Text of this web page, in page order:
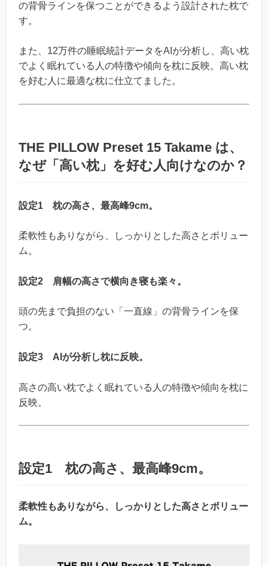
の背骨ラインを保つことができるよう設計された枕で
す。
また、12万件の睡眠統計データをAIが分析し、高い枕
でよく眠れている人の特徴や傾向を枕に反映。高い枕
を好む人に最適な枕に仕立てました。
THE PILLOW Preset 15 Takame は、
なぜ「高い枕」を好む人向けなのか？
設定1 枕の高さ、最高峰9cm。
柔軟性もありながら、しっかりとした高さとボリュー
ム。
設定2 肩幅の高さで横向き寝も楽々。
頭の先まで負担のない「一直線」の背骨ラインを保
つ。
設定3 AIが分析し枕に反映。
高さの高い枕でよく眠れている人の特徴や傾向を枕に
反映。
設定1 枕の高さ、最高峰9cm。
柔軟性もありながら、しっかりとした高さとボリュー
ム。